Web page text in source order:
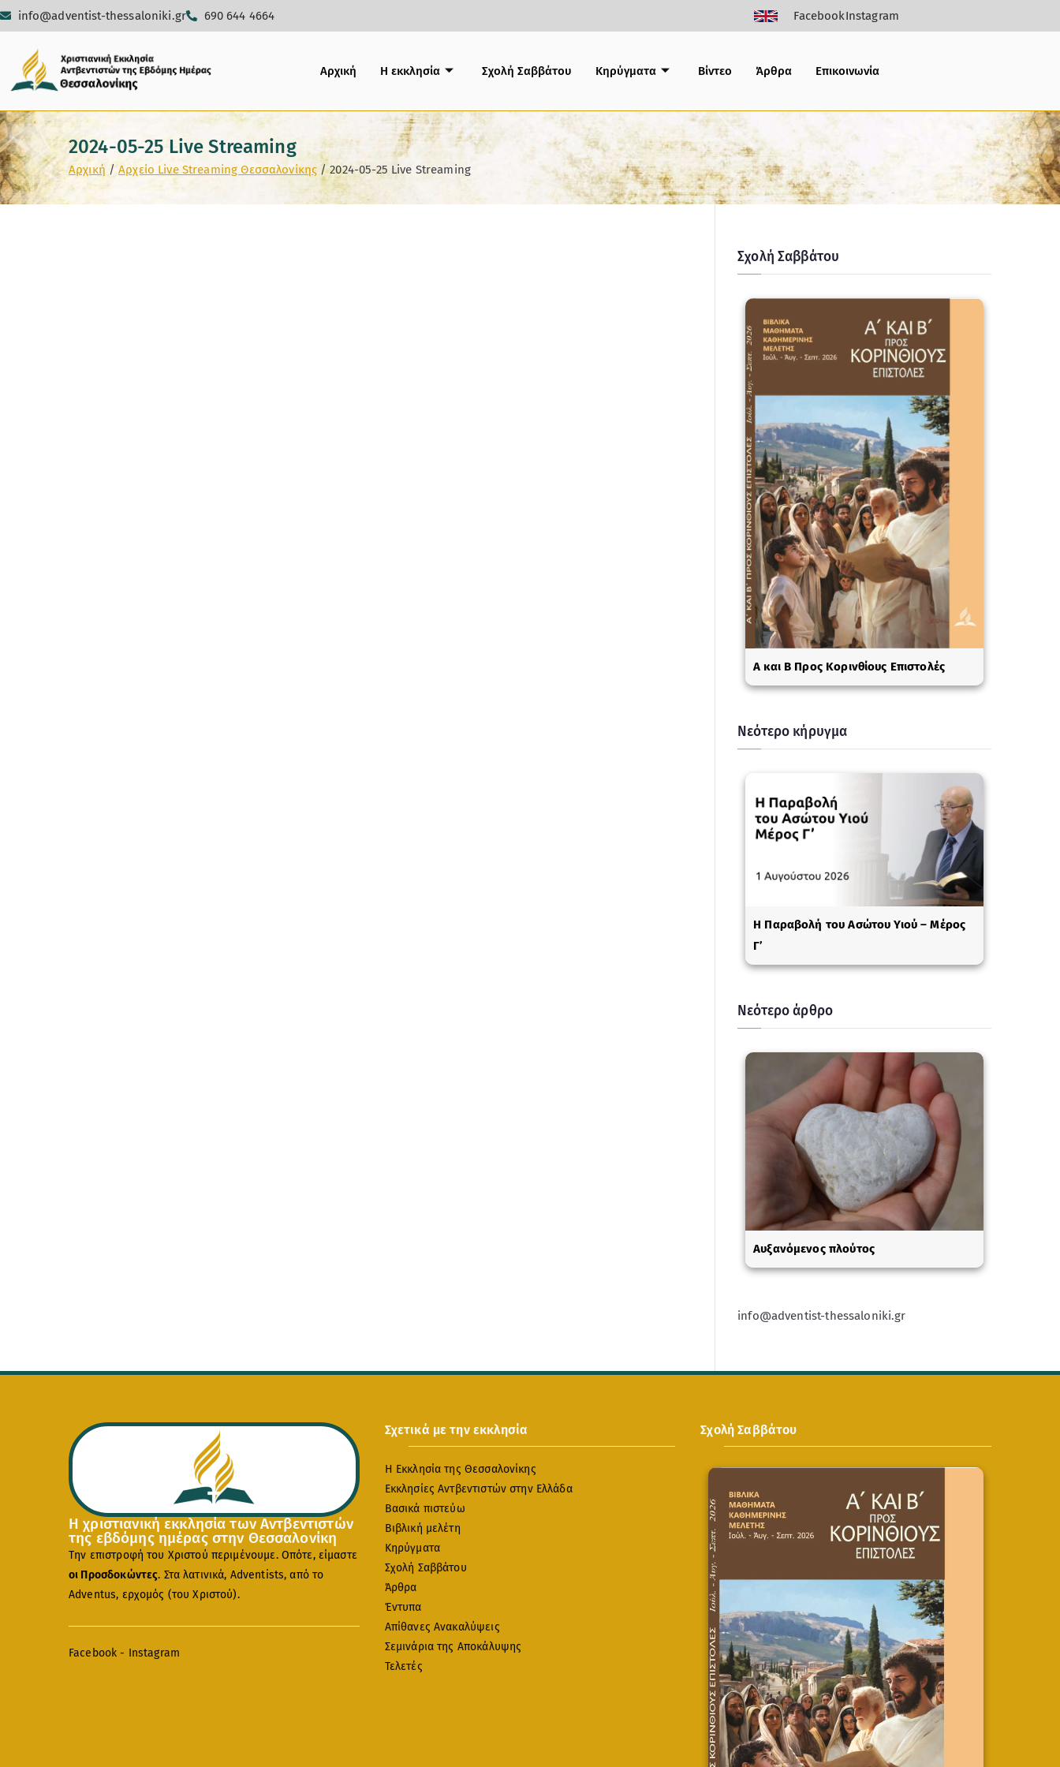
info@adventist-thessaloniki.gr 690 644 4664 FacebookInstagram
Αρχική Η εκκλησία Σχολή Σαββάτου Κηρύγματα Bίντεο Άρθρα Επικοινωνία
2024-05-25 Live Streaming
Αρχική Αρχείο Live Streaming Θεσσαλονίκης 2024-05-25 Live Streaming
Σχολή Σαββάτου
A και Β Προς Κορινθίους Επιστολές
Νεότερο κήρυγμα
Η Παραβολή του Ασώτου Υιού – Μέρος
Γ’
Νεότερο άρθρο
Αυξανόμενος πλούτος
info@adventist-thessaloniki.gr
Η χριστιανική εκκλησία των Αντβεντιστών
της εβδόμης ημέρας στην Θεσσαλονίκη
Την επιστροφή του Χριστού περιμένουμε. Οπότε, είμαστε
οι Προσδοκώντες. Στα λατινικά, Adventists, από το
Adventus, ερχομός (του Χριστού).
Facebook - Instagram
Σχετικά με την εκκλησία
Η Εκκλησία της Θεσσαλονίκης
Εκκλησίες Αντβεντιστών στην Ελλάδα
Βασικά πιστεύω
Βιβλική μελέτη
Κηρύγματα
Σχολή Σαββάτου
Άρθρα
Έντυπα
Απίθανες Ανακαλύψεις
Σεμινάρια της Αποκάλυψης
Τελετές
Σχολή Σαββάτου